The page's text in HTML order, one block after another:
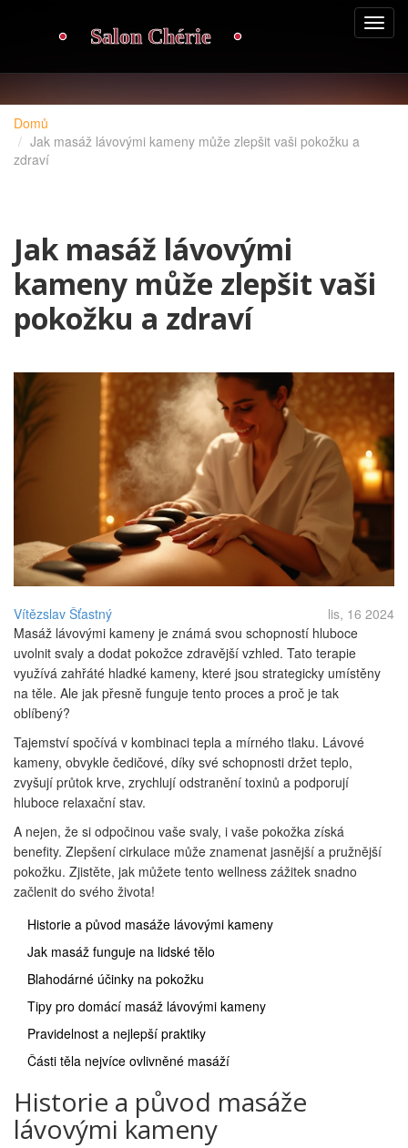
Domů
Jak masáž lávovými kameny může zlepšit vaši pokožku a
zdraví
Jak masáž lávovými
kameny může zlepšit vaši
pokožku a zdraví
Vítězslav Šťastný
lis, 16 2024
Masáž lávovými kameny je známá svou schopností hluboce
uvolnit svaly a dodat pokožce zdravější vzhled. Tato terapie
využívá zahřáté hladké kameny, které jsou strategicky umístěny
na těle. Ale jak přesně funguje tento proces a proč je tak
oblíbený?
Tajemství spočívá v kombinaci tepla a mírného tlaku. Lávové
kameny, obvykle čedičové, díky své schopnosti držet teplo,
zvyšují průtok krve, zrychlují odstranění toxinů a podporují
hluboce relaxační stav.
A nejen, že si odpočinou vaše svaly, i vaše pokožka získá
benefity. Zlepšení cirkulace může znamenat jasnější a pružnější
pokožku. Zjistěte, jak můžete tento wellness zážitek snadno
začlenit do svého života!
Historie a původ masáže lávovými kameny
Jak masáž funguje na lidské tělo
Blahodárné účinky na pokožku
Tipy pro domácí masáž lávovými kameny
Pravidelnost a nejlepší praktiky
Části těla nejvíce ovlivněné masáží
Historie a původ masáže
lávovými kameny